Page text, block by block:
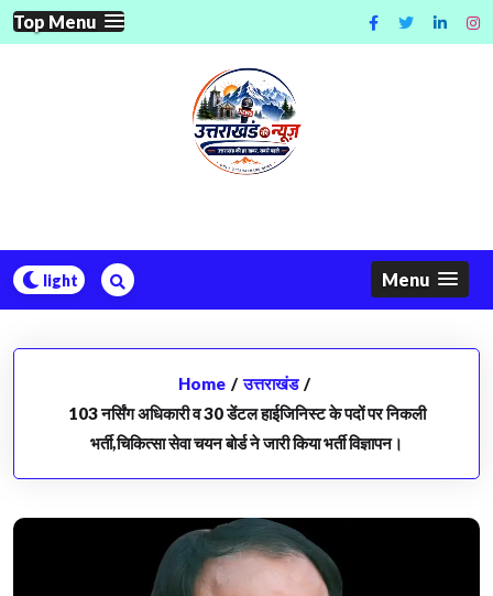
Skip
to
Top Menu
Menu
Home / उत्तराखंड /
103 नर्सिंग अधिकारी व 30 डेंटल हाईजिनिस्ट के पदों पर निकली
भर्ती,चिकित्सा सेवा चयन बोर्ड ने जारी किया भर्ती विज्ञापन।